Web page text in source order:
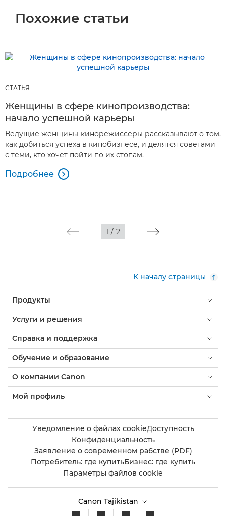
Похожие статьи
СТАТЬЯ
Женщины в сфере кинопроизводства:
начало успешной карьеры
Ведущие женщины-кинорежиссеры рассказывают о том,
как добиться успеха в кинобизнесе, и делятся советами
с теми, кто хочет пойти по их стопам.
Подробнее 
1 / 2
К началу страницы
Продукты
Услуги и решения
Справка и поддержка
Обучение и образование
О компании Canon
Мой профиль
Уведомление о файлах cookieДоступность
Конфиденциальность
Заявление о современном рабстве (PDF)
Потребитель: где купитьБизнес: где купить
Параметры файлов cookie
Canon Tajikistan